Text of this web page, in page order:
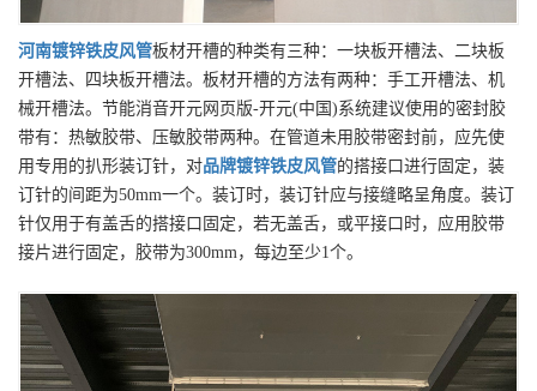
河南镀锌铁皮风管板材开槽的种类有三种：一块板开槽法、二块板
开槽法、四块板开槽法。板材开槽的方法有两种：手工开槽法、机
械开槽法。节能消音开元网页版-开元(中国)系统建议使用的密封胶
带有：热敏胶带、压敏胶带两种。在管道未用胶带密封前，应先使
用专用的扒形装订针，对品牌镀锌铁皮风管的搭接口进行固定，装
订针的间距为50mm一个。装订时，装订针应与接缝略呈角度。装订
针仅用于有盖舌的搭接口固定，若无盖舌，或平接口时，应用胶带
接片进行固定，胶带为300mm，每边至少1个。